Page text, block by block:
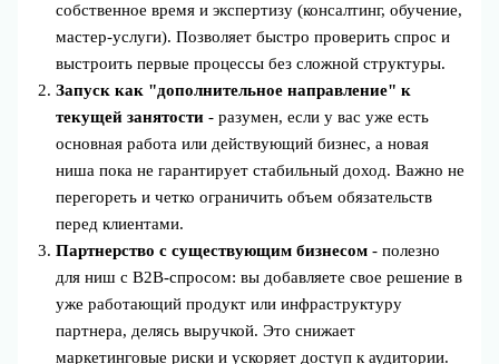
собственное время и экспертизу (консалтинг, обучение,
мастер‑услуги). Позволяет быстро проверить спрос и
выстроить первые процессы без сложной структуры.
Запуск как "дополнительное направление" к
текущей занятости - разумен, если у вас уже есть
основная работа или действующий бизнес, а новая
ниша пока не гарантирует стабильный доход. Важно не
перегореть и четко ограничить объем обязательств
перед клиентами.
Партнерство с существующим бизнесом - полезно
для ниш с B2B‑спросом: вы добавляете свое решение в
уже работающий продукт или инфраструктуру
партнера, делясь выручкой. Это снижает
маркетинговые риски и ускоряет доступ к аудитории.